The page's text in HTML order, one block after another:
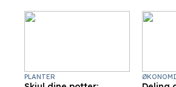
PLANTER ØKONOMI